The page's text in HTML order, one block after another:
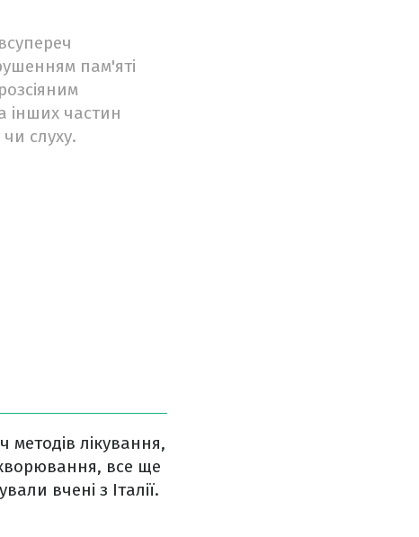
пам'яті
інших частин
слуху.
методів лікування,
все ще
вчені з Італії.